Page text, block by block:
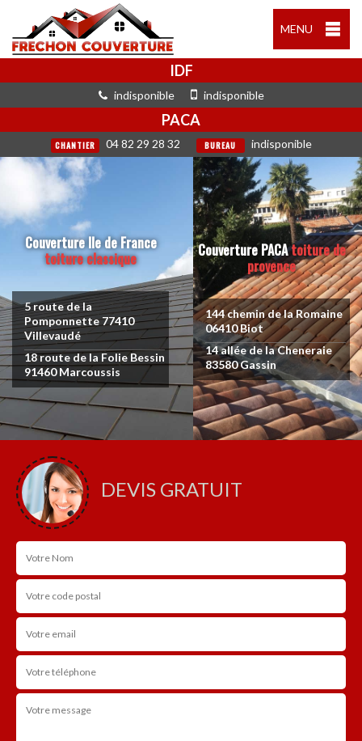
MENU
IDF
indisponible indisponible
PACA
CHANTIER 04 82 29 28 32 BUREAU indisponible
Couverture Ile de France
toiture classique
5 route de la
Pomponnette 77410
Villevaudé
18 route de la Folie Bessin
91460 Marcoussis
Couverture PACAtoiture de
provence
144 chemin de la Romaine
06410 Biot
14 allée de la Cheneraie
83580 Gassin
DEVIS GRATUIT